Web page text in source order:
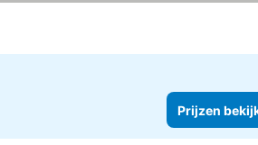
Prijzen